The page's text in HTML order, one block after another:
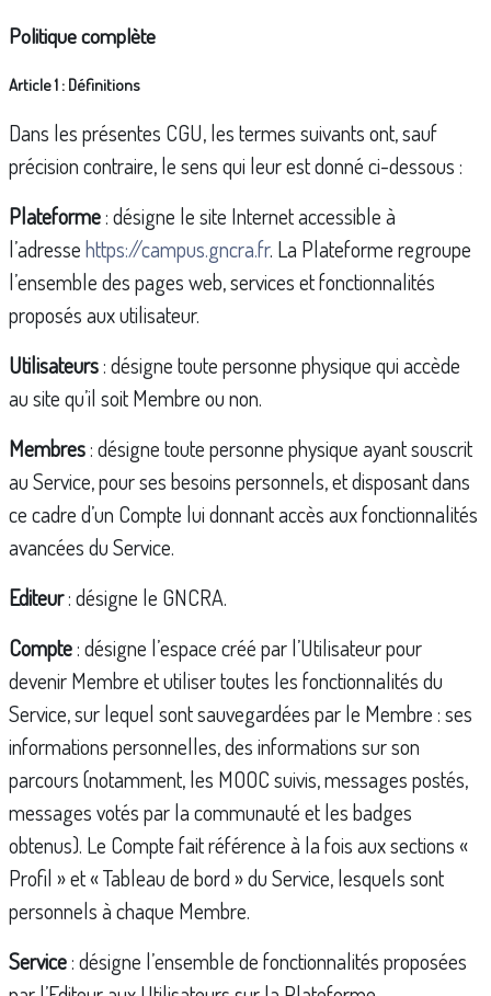
Politique complète
Article 1 : Définitions
Dans les présentes CGU, les termes suivants ont, sauf
précision contraire, le sens qui leur est donné ci-dessous :
Plateforme: désigne le site Internet accessible à
l’adressehttps://campus.gncra.fr. La Plateforme regroupe
l’ensemble des pages web, services et fonctionnalités
proposés aux utilisateur.
Utilisateurs: désigne toute personne physique qui accède
au site qu’il soit Membre ou non.
Membres: désigne toute personne physique ayant souscrit
au Service, pour ses besoins personnels, et disposant dans
ce cadre d’un Compte lui donnant accès aux fonctionnalités
avancées du Service.
Editeur: désigne le GNCRA.
Compte: désigne l’espace créé par l’Utilisateur pour
devenir Membre et utiliser toutes les fonctionnalités du
Service, sur lequel sont sauvegardées par le Membre : ses
informations personnelles, des informations sur son
parcours (notamment, les MOOC suivis, messages postés,
messages votés par la communauté et les badges
obtenus). Le Compte fait référence à la fois aux sections «
Profil » et « Tableau de bord » du Service, lesquels sont
personnels à chaque Membre.
Service: désigne l’ensemble de fonctionnalités proposées